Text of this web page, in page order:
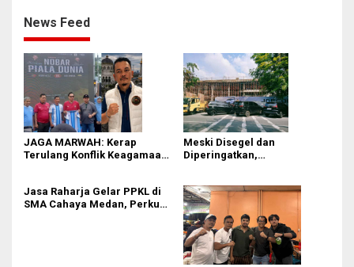
News Feed
JAGA MARWAH: Kerap
Terulang Konflik Keagamaan,
Meski Disegel dan
Diperingatkan,
Medan
Jasa Raharja Gelar PPKL di
SMA Cahaya Medan, Perkuat